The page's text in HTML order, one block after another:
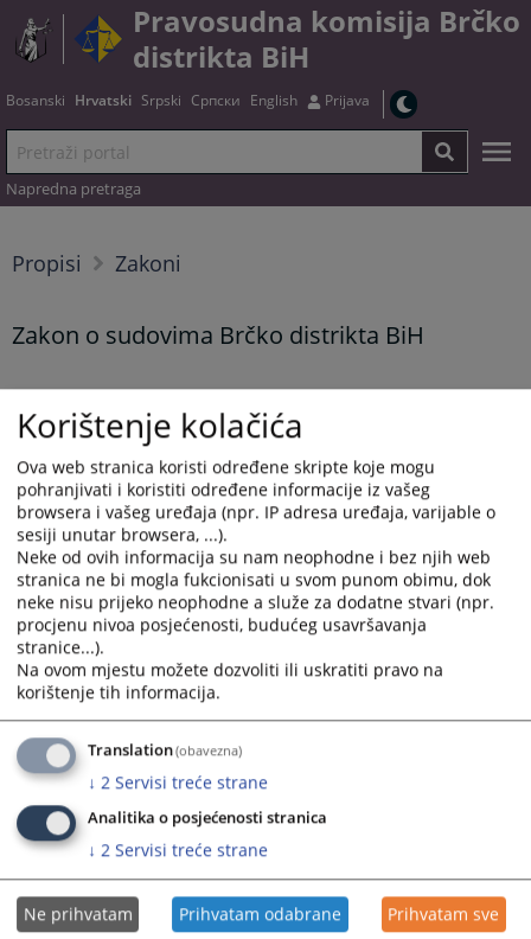
Pravosudna komisija Brčko
distrikta BiH
Bosanski Hrvatski Srpski Српски English Prijava
Napredna pretraga
Propisi Zakoni
Zakon o sudovima Brčko distrikta BiH
Tekst zakona možete preuzetiOVDJE
Prikazana vijest je na: Hrvatski jezik
Vijest dostupna još na: Bosanski jezik Српски језик
77 PREGLEDA
Korištenje kolačića
Ova web stranica koristi određene skripte koje mogu
pohranjivati i koristiti određene informacije iz vašeg
browsera i vašeg uređaja (npr. IP adresa uređaja, varijable o
sesiji unutar browsera, ...).
Neke od ovih informacija su nam neophodne i bez njih web
stranica ne bi mogla fukcionisati u svom punom obimu, dok
neke nisu prijeko neophodne a služe za dodatne stvari (npr.
procjenu nivoa posjećenosti, budućeg usavršavanja
stranice...).
Na ovom mjestu možete dozvoliti ili uskratiti pravo na
korištenje tih informacija.
Translation(obavezna)
↓ 2 Servisi treće strane
Analitika o posjećenosti stranica
↓ 2 Servisi treće strane
Ne prihvatam Prihvatam odabrane Prihvatam sve